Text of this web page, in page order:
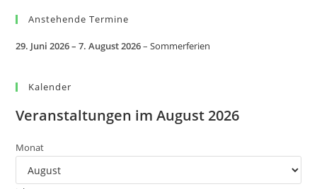
Anstehende Termine
29. Juni 2026– 7. August 2026–Sommerferien
Kalender
Veranstaltungen im August 2026
Monat